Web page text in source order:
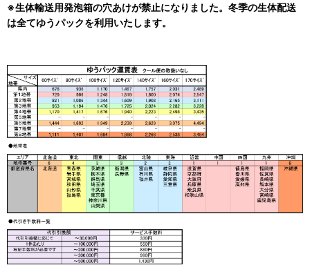
※生体輸送用発泡箱の穴あけが禁止になりました。冬季の生体配送
は全てゆうパックを利用いたします。